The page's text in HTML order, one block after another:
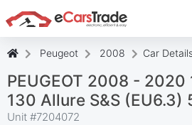
Установите веб-
добавьте его на главный
Peugeot 2008 Car
PEUGEOT 2008 - 2020
130 Allure S&S (EU6.3)
Unit #7204072